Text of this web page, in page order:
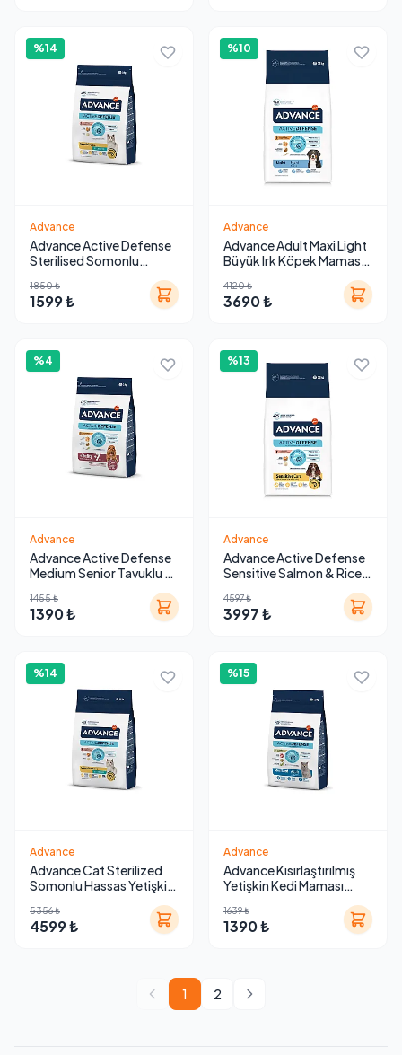
%14
Advance
Advance Active Defense
Sterilised Somonlu
Maması 3 Kg
1850 ₺
1599 ₺
%10
Advance
Advance Adult Maxi Light
Büyük Irk Köpek Maması
4120 ₺
3690 ₺
%4
Advance
Advance Active Defense
Medium Senior Tavuklu ve
Kg
1455 ₺
1390 ₺
%13
Advance
Advance Active Defense
Sensitive Salmon & Rice
Kg
4597 ₺
3997 ₺
%14
Advance
Advance Cat Sterilized
Somonlu Hassas Yetişkin
5356 ₺
4599 ₺
%15
Advance
Advance Kısırlaştırılmış
Yetişkin Kedi Maması
1639 ₺
1390 ₺
1 2